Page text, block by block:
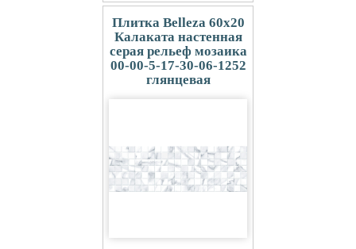
Плитка Belleza 60x20
Калаката настенная
серая рельеф мозаика
00-00-5-17-30-06-1252
глянцевая